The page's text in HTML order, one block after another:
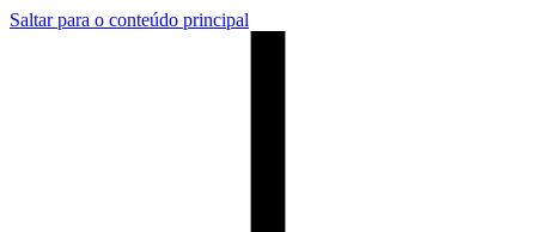
Saltar para o conteúdo principal